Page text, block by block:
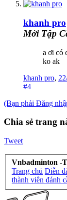
khanh pro
Mới Tập
a ơi có
ko ak
khanh pro,
#4
(Bạn phải Đăng
Chia sẻ trang
Tweet
Vnbadminton -
Trang chủ Diễn
thành viên đánh